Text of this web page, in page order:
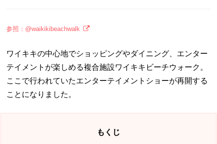
参照：@waikikibeachwalk
ワイキキの中心地でショッピングやダイニング、エンター
テイメントが楽しめる複合施設ワイキキビーチウォーク。
ここで行われていたエンターテイメントショーが再開する
ことになりました。
もくじ